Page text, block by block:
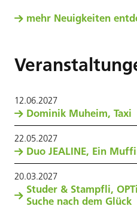
mehr Neuigkeiten
12.06.2027
Dominik Muheim, Taxi
22.05.2027
Duo JEALINE, Ein
20.03.2027
Studer & Stampfli,
Suche nach dem Glück